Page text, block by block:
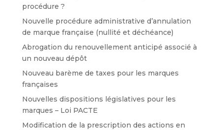
procédure ?
Nouvelle procédure administrative d’annulation
de marque française (nullité et déchéance)
Abrogation du renouvellement anticipé associé à
un nouveau dépôt
Nouveau barème de taxes pour les marques
françaises
Nouvelles dispositions législatives pour les
marques – Loi PACTE
Modification de la prescription des actions en